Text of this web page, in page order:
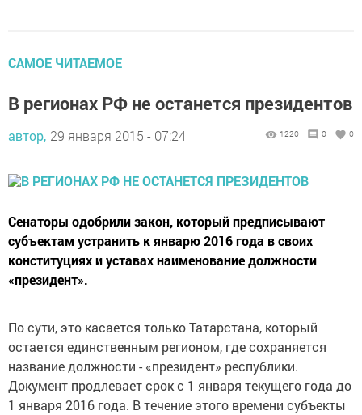
САМОЕ ЧИТАЕМОЕ
В регионах РФ не останется президентов
автор, 29 января 2015 - 07:24 1220 0 0
Сенаторы одобрили закон, который предписывают
субъектам устранить к январю 2016 года в своих
конституциях и уставах наименование должности
«президент».
По сути, это касается только Татарстана, который
остается единственным регионом, где сохраняется
название должности - «президент» республики.
Документ продлевает срок с 1 января текущего года до
1 января 2016 года. В течение этого времени субъекты